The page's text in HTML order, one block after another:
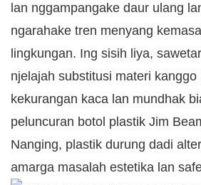
lan nggampangake daur ulang
ngarahake tren menyang
lingkungan. Ing sisih liya,
njelajah substitusi materi kanggo
kekurangan kaca lan mundhak
peluncuran botol plastik Jim
Nanging, plastik durung dadi
amarga masalah estetika lan